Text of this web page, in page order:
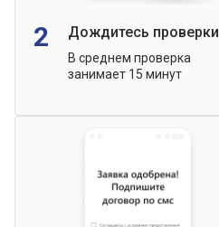
2 Дождитесь проверки
В среднем проверка
занимает 15 минут